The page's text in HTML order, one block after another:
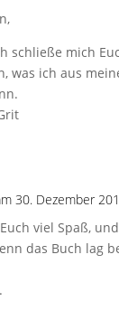
schließe mich
was ich aus
30. Dezember
viel Spaß,
das Buch lag